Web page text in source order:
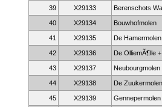
39 X29133 Berenschots
40 X29134 Bouwhofmolen
41 X29135 De Hamermolen
42 X29136 De OlliemÃ¶lle
43 X29137 Neubourgmolen
44 X29138 De Zuukermolen
45 X29139 Gennepermolen